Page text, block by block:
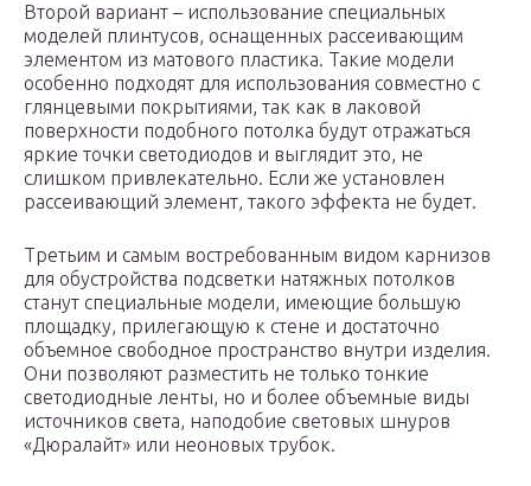
Второй вариант – использование специальных
моделей плинтусов, оснащенных рассеивающим
элементом из матового пластика. Такие модели
особенно подходят для использования совместно с
глянцевыми покрытиями, так как в лаковой
поверхности подобного потолка будут отражаться
яркие точки светодиодов и выглядит это, не
слишком привлекательно. Если же установлен
рассеивающий элемент, такого эффекта не будет.
Третьим и самым востребованным видом карнизов
для обустройства подсветки натяжных потолков
станут специальные модели, имеющие большую
площадку, прилегающую к стене и достаточно
объемное свободное пространство внутри изделия.
Они позволяют разместить не только тонкие
светодиодные ленты, но и более объемные виды
источников света, наподобие световых шнуров
«Дюралайт» или неоновых трубок.